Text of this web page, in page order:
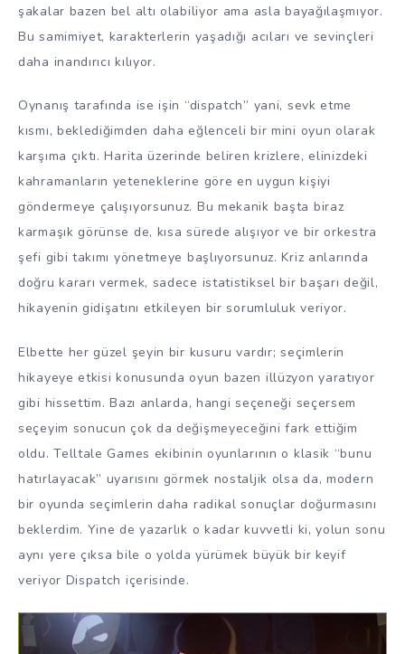
şakalar bazen bel altı olabiliyor ama asla bayağılaşmıyor.
Bu samimiyet, karakterlerin yaşadığı acıları ve sevinçleri
daha inandırıcı kılıyor.
Oynanış tarafında ise işin “dispatch” yani, sevk etme
kısmı, beklediğimden daha eğlenceli bir mini oyun olarak
karşıma çıktı. Harita üzerinde beliren krizlere, elinizdeki
kahramanların yeteneklerine göre en uygun kişiyi
göndermeye çalışıyorsunuz. Bu mekanik başta biraz
karmaşık görünse de, kısa sürede alışıyor ve bir orkestra
şefi gibi takımı yönetmeye başlıyorsunuz. Kriz anlarında
doğru kararı vermek, sadece istatistiksel bir başarı değil,
hikayenin gidişatını etkileyen bir sorumluluk veriyor.
Elbette her güzel şeyin bir kusuru vardır; seçimlerin
hikayeye etkisi konusunda oyun bazen illüzyon yaratıyor
gibi hissettim. Bazı anlarda, hangi seçeneği seçersem
seçeyim sonucun çok da değişmeyeceğini fark ettiğim
oldu. Telltale Games ekibinin oyunlarının o klasik “bunu
hatırlayacak” uyarısını görmek nostaljik olsa da, modern
bir oyunda seçimlerin daha radikal sonuçlar doğurmasını
beklerdim. Yine de yazarlık o kadar kuvvetli ki, yolun sonu
aynı yere çıksa bile o yolda yürümek büyük bir keyif
veriyor Dispatch içerisinde.